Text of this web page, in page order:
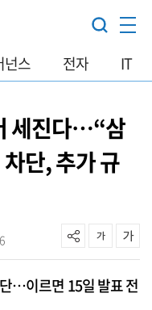
넌스 전자 IT
세진다…“삼
단, 추가 규
…이르면 15일 발표 전